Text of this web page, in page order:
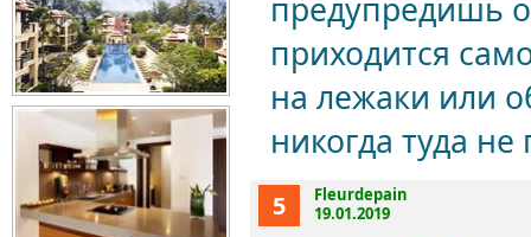
предупредишь
приходится
на лежаки или
никогда туда
5
Fleurdepain
19.01.2019